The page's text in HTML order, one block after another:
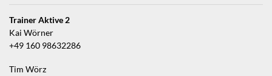
Trainer Aktive 2
Kai Wörner
+49 160 98632286
Tim Wörz